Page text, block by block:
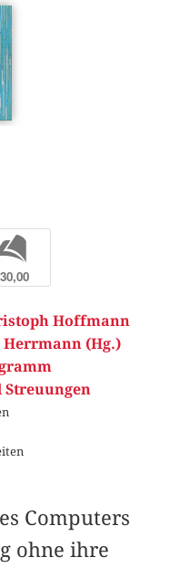
Hoffmann
(Hg.)
Streuungen
Computers
ohne ihre